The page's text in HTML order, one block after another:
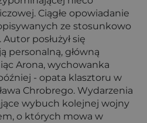
Ciągłe opowiadanie
ze stosunkowo
posłużył się
personalną, główną
Arona, wychowanka
- opata klasztoru w
Chrobrego. Wydarzenia
wybuch kolejnej wojny
o których mowa w